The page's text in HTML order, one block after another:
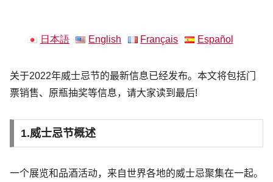
日本語 English Français Español
关于2022年威士忌节的最新信息已经发布。本文将包括门
票销售、原瓶抽奖等信息，请大家读到最后!
1.威士忌节概述
一个展览和品酒活动，来自世界各地的威士忌聚集在一起。